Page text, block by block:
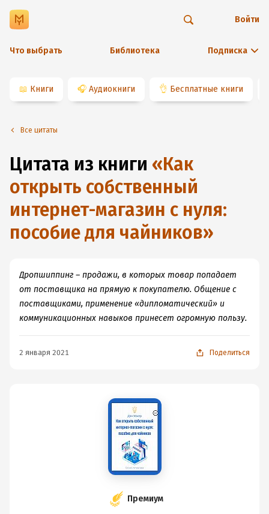
Что выбрать Библиотека Подписка
Войти
📖 Книги 🎧 Аудиокниги 👌 Бесплатные книги
Все цитаты
Цитата из книги «Как
открыть собственный
интернет-магазин с нуля:
пособие для чайников»
Дропшиппинг – продажи, в которых товар попадает
от поставщика на прямую к покупателю. Общение с
поставщиками, применение «дипломатический» и
коммуникационных навыков принесет огромную пользу.
2 января 2021 Поделиться
Премиум